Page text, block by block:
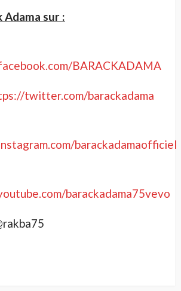
Adama sur :
BARACKADAMA
twitter.com/barackadama
barackadamaofficiel
barackadama75vevo